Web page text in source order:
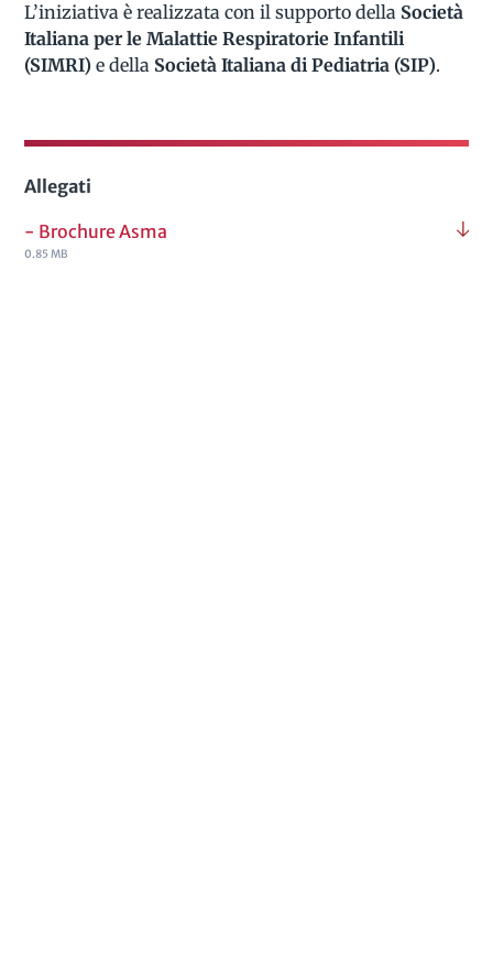
L’iniziativa è realizzata con il supporto della Società
Italiana per le Malattie Respiratorie Infantili
(SIMRI) e della Società Italiana di Pediatria (SIP).
Allegati
- Brochure Asma
0.85 MB